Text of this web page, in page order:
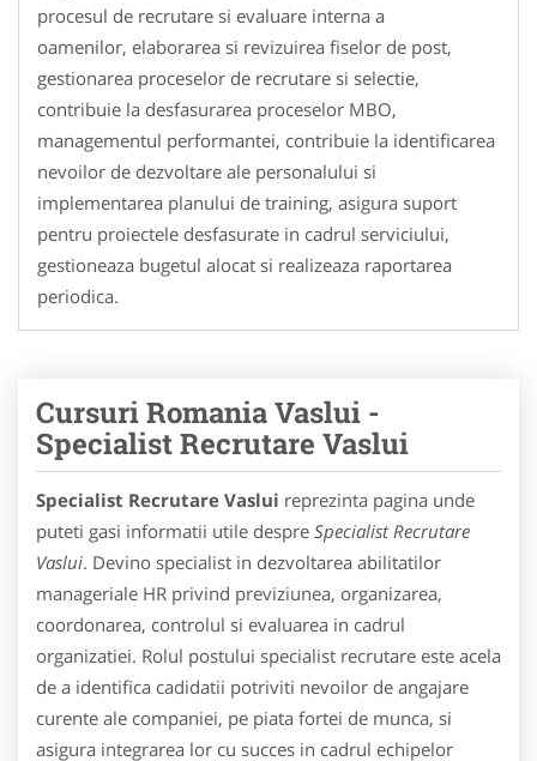
procesul de recrutare si evaluare interna a
oamenilor, elaborarea si revizuirea fiselor de post,
gestionarea proceselor de recrutare si selectie,
contribuie la desfasurarea proceselor MBO,
managementul performantei, contribuie la identificarea
nevoilor de dezvoltare ale personalului si
implementarea planului de training, asigura suport
pentru proiectele desfasurate in cadrul serviciului,
gestioneaza bugetul alocat si realizeaza raportarea
periodica.
Cursuri Romania Vaslui -
Specialist Recrutare Vaslui
Specialist Recrutare Vaslui reprezinta pagina unde
puteti gasi informatii utile despre Specialist Recrutare
Vaslui. Devino specialist in dezvoltarea abilitatilor
manageriale HR privind previziunea, organizarea,
coordonarea, controlul si evaluarea in cadrul
organizatiei. Rolul postului specialist recrutare este acela
de a identifica cadidatii potriviti nevoilor de angajare
curente ale companiei, pe piata fortei de munca, si
asigura integrarea lor cu succes in cadrul echipelor